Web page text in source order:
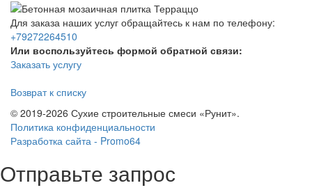
Для заказа наших услуг обращайтесь к нам по телефону:
+79272264510
Или воспользуйтесь формой обратной связи:
Заказать услугу
Возврат к списку
© 2019-2026 Сухие строительные смеси «Рунит».
Политика конфиденциальности
Разработка сайта - Promo64
Отправьте запрос